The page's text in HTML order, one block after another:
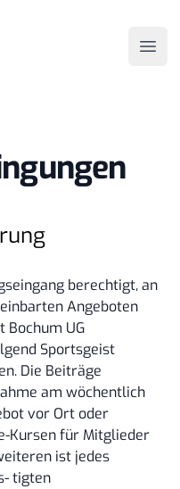
berechtigt, an
Angeboten
Bochum UG
Sportsgeist
Die Beiträge
am wöchentlich
vor Ort oder
Kursen für Mitglieder
ist jedes
tigten